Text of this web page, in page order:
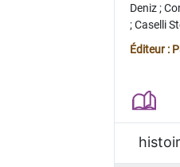
Deniz;
;Caselli
Juan
Éditeur :